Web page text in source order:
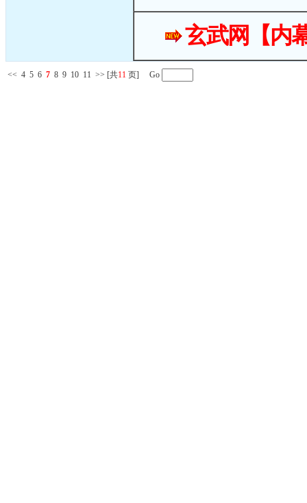
玄武网【内
<< 4 5 6 7 8 9 10 11 >> [共11 页] Go